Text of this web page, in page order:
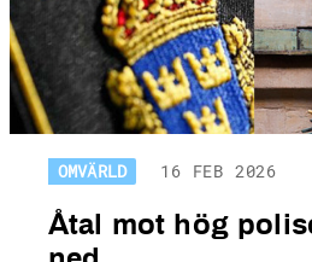
OMVÄRLD 16 FEB 2026
Åtal mot hög